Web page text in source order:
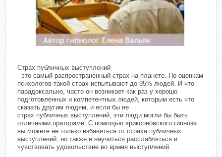
Страх публичных выступлений
- это самый распространенный страх на планете. По оценкам
психологов такой страх испытывают до 95% людей. И что
парадоксально, часто он возникает как раз у хорошо
подготовленных и компетентных людей, которым есть что
сказать другим людям, и если бы не
страх публичных выступлений, эти люди могли бы быть
отличными ораторами. С помощью эриксоновского гипноза
вы можете не только избавиться от страха публичных
выступлений, но также и научиться расслабляться и
чувствовать удовольствие во время выступлений.